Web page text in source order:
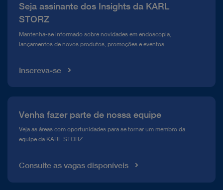
Compliance Hotline
Mediateca
Seja assinante dos Insights da KARL
STORZ
Mantenha-se informado sobre novidades em endoscopia,
lançamentos de novos produtos, promoções e eventos.
Inscreva-se
Venha fazer parte de nossa equipe
Veja as áreas com oportunidades para se tornar um membro da
equipe da KARL STORZ
Consulte as vagas disponíveis